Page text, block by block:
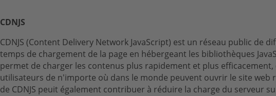
CDNJS
CDNJS (Content Delivery Network JavaScript) est un réseau public
temps de chargement de la page en hébergeant les bibliothèques
permet de charger les contenus plus rapidement et plus
utilisateurs de n'importe où dans le monde peuvent ouvrir le site
de CDNJS peuit également contribuer à réduire la charge du serveur